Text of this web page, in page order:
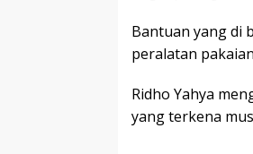
k p
Bantuan yang di
peralatan
Ridho Yahya
yang terkena